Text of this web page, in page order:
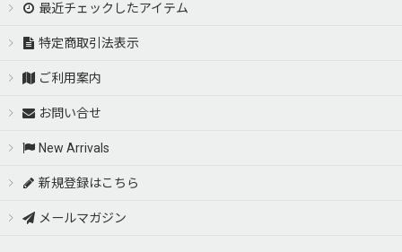
最近チェックしたアイテム
特定商取引法表示
ご利用案内
お問い合せ
New Arrivals
新規登録はこちら
メールマガジン